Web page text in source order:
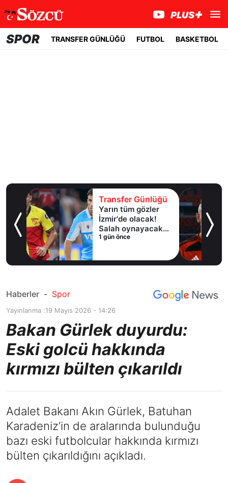
SPOR TRANSFER GÜNLÜĞÜ FUTBOL BASKETBOL
Transfer Günlüğü
Yarın tüm gözler
İzmir'de olacak!
Salah oynayacak
mı?
1 gün önce
Haberler - Spor
Yayınlanma :19 Mayıs 2026 - 14:26
Bakan Gürlek duyurdu:
Eski golcü hakkında
kırmızı bülten çıkarıldı
Adalet Bakanı Akın Gürlek, Batuhan
Karadeniz’in de aralarında bulunduğu
bazı eski futbolcular hakkında kırmızı
bülten çıkarıldığını açıkladı.